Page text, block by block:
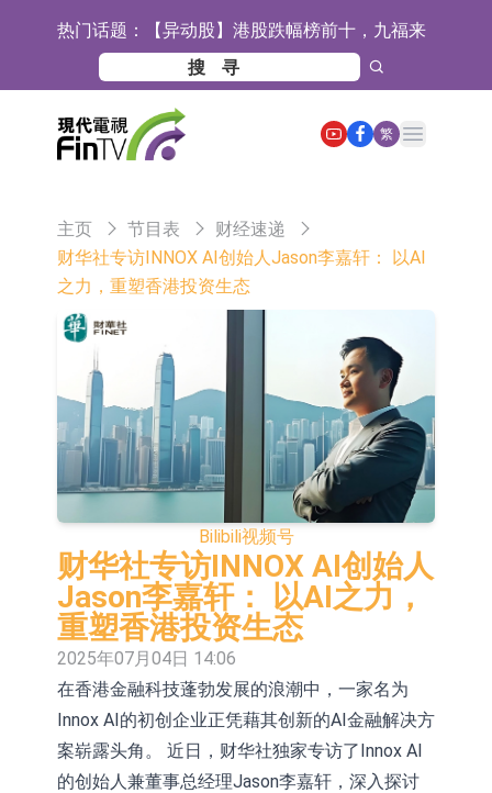
热门话题： 【异动股】港股跌幅榜前十，九福来
(08611.HK)跌21.43%，天瑞汽车内饰
(06162.HK)跌18.44%
【异动股】港股涨幅榜前十，佳明集
团控股(01271.HK)涨+78.22%，拿森
科技(02261.HK)涨+64.11%
斯迪克：公司为国内折叠屏核心功能
材料供应商
恒瑞医药：公司已在中国获批上市26
目标客户的测试认证
上期所：7月份对11个实际控制关系
账户组采取限制开仓的监管措施
特发服务：成功中标哔哩哔哩上海滨
江总部物业服务项目
亚太股份：公司是零跑汽车和
Stellantis集团的供应商
理工雷科面向边缘AI场景推出"山
海"系列智算模组 系列产品基于国产
CPU与GPU构建
【异动股】医疗研发外包板块拉升，
博腾股份(300363.CN)涨20.02%
日韩股市收盘双双下跌
依米康：海外交付以东南亚、中东市
场为主 并已取得欧美相关认证
上交所：财通多策略福鑫定期开放灵
活配置混合型发起式证券投资基金临
时停牌
上交所：景顺长城全球半导体芯片产
业股票型证券投资基金临时停牌
【异动股】港股跌幅榜前十，卡森国
际(00496.HK)跌22.40%，九福来
(08611.HK)跌21.01%
【异动股】港股涨幅榜前十，拿森科
技(02261.HK)涨+75.05%，辰兴发展
(02286.HK)涨+64.91%
神火股份：新疆神火铝水转化率已
100%
【异动股】焦炭Ⅲ板块下挫，陕西黑
繁
Open main menu
主页 节目表
财经速递
财华社专访INNOX AI创始人Jason李嘉轩： 以AI
之力，重塑香港投资生态
Bilibili视频号
财华社专访INNOX AI创始人
Jason李嘉轩： 以AI之力，
重塑香港投资生态
2025年07月04日 14:06
在香港金融科技蓬勃发展的浪潮中，一家名为
Innox AI的初创企业正凭藉其创新的AI金融解决方
案崭露头角。 近日，财华社独家专访了Innox AI
的创始人兼董事总经理Jason李嘉轩，深入探讨